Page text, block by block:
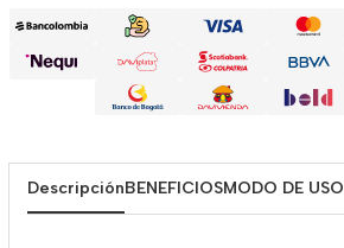
DescripciónBENEFICIOSMODO DE USO